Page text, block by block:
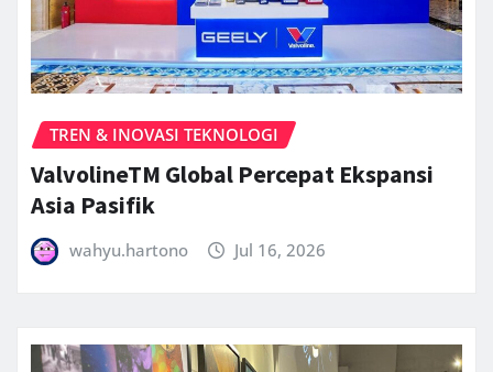
TREN & INOVASI TEKNOLOGI
ValvolineTM Global Percepat Ekspansi
Asia Pasifik
wahyu.hartono Jul 16, 2026